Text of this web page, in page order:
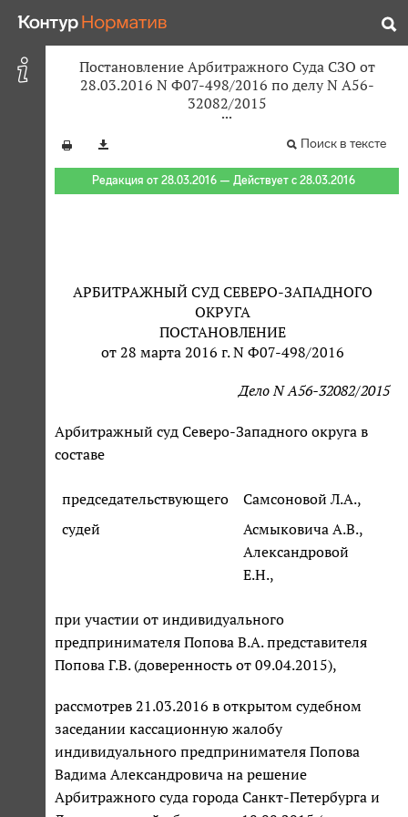
Постановление Арбитражного Суда СЗО от
28.03.2016 N Ф07-498/2016 по делу N А56-
32082/2015
Поиск в тексте
Редакция от 28.03.2016 — Действует с 28.03.2016
АРБИТРАЖНЫЙ СУД СЕВЕРО-ЗАПАДНОГО
ОКРУГА
ПОСТАНОВЛЕНИЕ
от 28 марта 2016 г. N Ф07-498/2016
Дело N А56-32082/2015
Арбитражный суд Северо-Западного округа в
составе
председательствующего
Самсоновой Л.А.,
судей
Асмыковича А.В.,
Александровой
Е.Н.,
при участии от индивидуального
предпринимателя Попова В.А. представителя
Попова Г.В. (доверенность от 09.04.2015),
рассмотрев 21.03.2016 в открытом судебном
заседании кассационную жалобу
индивидуального предпринимателя Попова
Вадима Александровича на решение
Арбитражного суда города Санкт-Петербурга и